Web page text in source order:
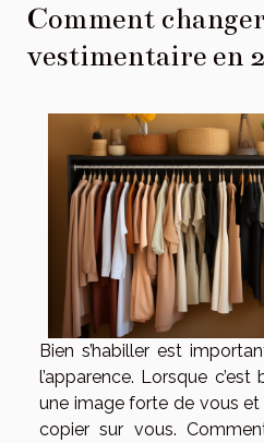
Comment
vestimentaire en
Bien s’habiller est
l’apparence. Lorsque
une image forte de vous et
copier sur vous.